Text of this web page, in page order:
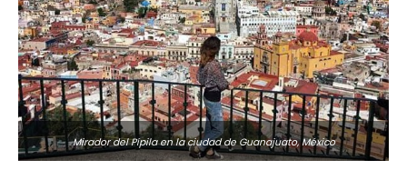
Mirador del Pípila en la ciudad de Guanajuato, México